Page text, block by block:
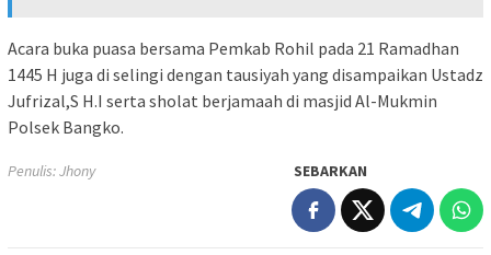
Acara buka puasa bersama Pemkab Rohil pada 21 Ramadhan
1445 H juga di selingi dengan tausiyah yang disampaikan Ustadz
Jufrizal,S H.I serta sholat berjamaah di masjid Al-Mukmin
Polsek Bangko.
Penulis: Jhony SEBARKAN